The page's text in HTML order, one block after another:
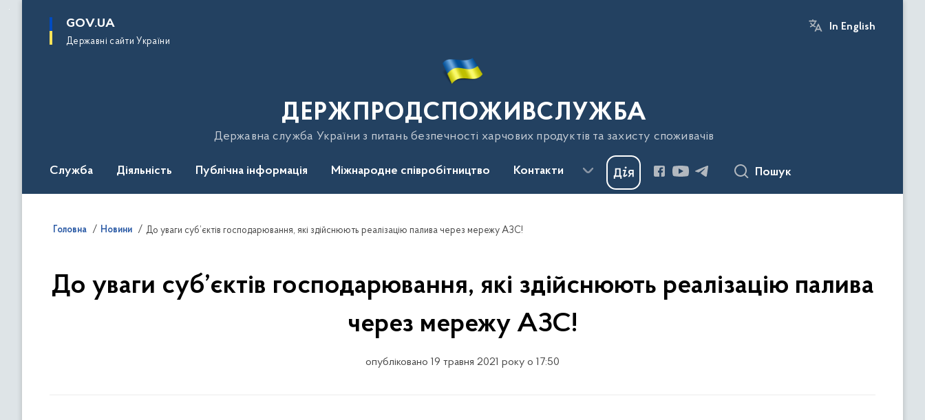
основного
GOV.UA
Державні сайти України
In English
ДЕРЖПРОДСПОЖИВСЛУЖБА
Державна служба України з питань безпечності харчових продуктів та захисту споживачів
Служба Діяльність Публічна інформація Міжнародне співробітництво Контакти Пошук
Головна Новини До уваги суб’єктів господарювання, які здійснюють реалізацію палива через мережу АЗС!
До уваги суб’єктів господарювання, які здійснюють реалізацію палива
через мережу АЗС!
опубліковано 19 травня 2021 року о 17:50